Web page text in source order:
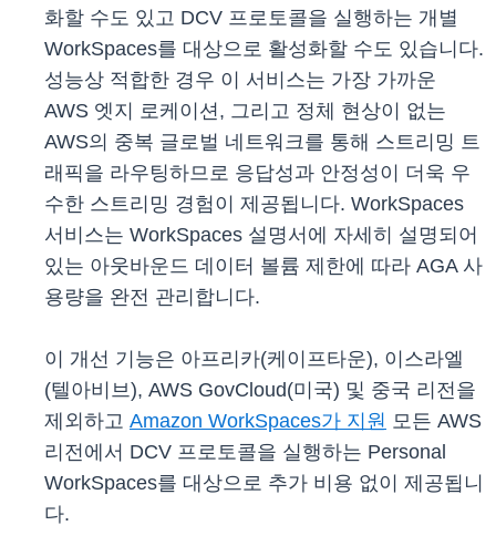
화할 수도 있고 DCV 프로토콜을 실행하는 개별
WorkSpaces를 대상으로 활성화할 수도 있습니다.
성능상 적합한 경우 이 서비스는 가장 가까운
AWS 엣지 로케이션, 그리고 정체 현상이 없는
AWS의 중복 글로벌 네트워크를 통해 스트리밍 트
래픽을 라우팅하므로 응답성과 안정성이 더욱 우
수한 스트리밍 경험이 제공됩니다. WorkSpaces
서비스는 WorkSpaces 설명서에 자세히 설명되어
있는 아웃바운드 데이터 볼륨 제한에 따라 AGA 사
용량을 완전 관리합니다.
이 개선 기능은 아프리카(케이프타운), 이스라엘
(텔아비브), AWS GovCloud(미국) 및 중국 리전을
제외하고 Amazon WorkSpaces가 지원 모든 AWS
리전에서 DCV 프로토콜을 실행하는 Personal
WorkSpaces를 대상으로 추가 비용 없이 제공됩니
다.